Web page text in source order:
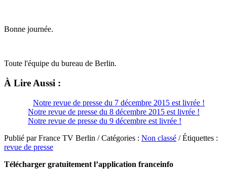
Bonne journée.
Toute l'équipe du bureau de Berlin.
À Lire Aussi :
Notre revue de presse du 7 décembre 2015 est livrée !
Notre revue de presse du 8 décembre 2015 est livrée !
Notre revue de presse du 9 décembre est livrée !
Publié par France TV Berlin / Catégories : Non classé / Étiquettes :
revue de presse
Télécharger gratuitement l’application franceinfo